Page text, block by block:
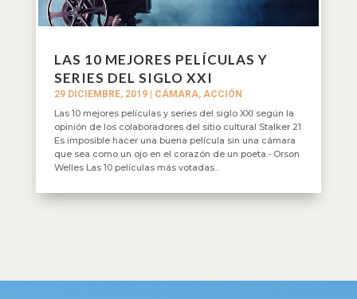
LAS 10 MEJORES PELÍCULAS Y
SERIES DEL SIGLO XXI
29 DICIEMBRE, 2019| CÁMARA, ACCIÓN
Las 10 mejores películas y series del siglo XXI según la
opinión de los colaboradores del sitio cultural Stalker 21
Es imposible hacer una buena película sin una cámara
que sea como un ojo en el corazón de un poeta.- Orson
Welles Las 10 películas más votadas...